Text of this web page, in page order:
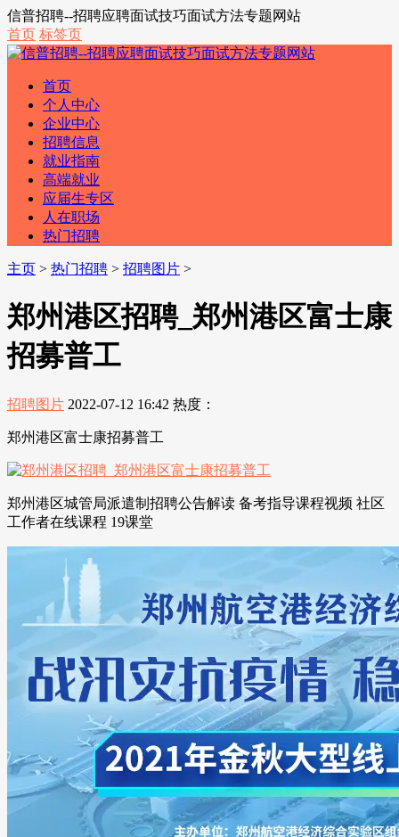
信普招聘--招聘应聘面试技巧面试方法专题网站
首页 标签页
首页
个人中心
企业中心
招聘信息
就业指南
高端就业
应届生专区
人在职场
热门招聘
主页 > 热门招聘 > 招聘图片 >
郑州港区招聘_郑州港区富士康
招募普工
招聘图片 2022-07-12 16:42 热度：
郑州港区富士康招募普工
郑州港区城管局派遣制招聘公告解读 备考指导课程视频 社区
工作者在线课程 19课堂